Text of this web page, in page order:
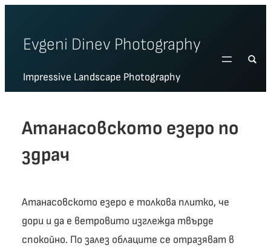
content
Evgeni Dinev Photography
Impressive Landscape Photography
Атанасовското езеро по
здрач
Атанасовското езеро е толкова плитко, че
дори и да е ветровито изглежда твърде
спокойно. По залез облаците се отразяват в